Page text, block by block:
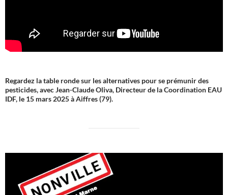
Regardez la table ronde sur les alternatives pour se prémunir des
pesticides, avec Jean-Claude Oliva, Directeur de la Coordination EAU
IDF, le 15 mars 2025 à Aiffres (79).